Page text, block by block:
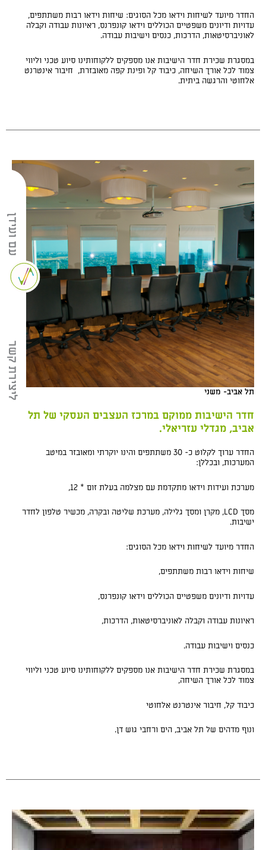
עם ועידן
ליצירת קשר
החדר מיועד לשיחות וידאו מכל הסוגים: שיחות וידאו רבות משתתפים,
עדויות ודיונים משפטיים הכוללים וידאו קונפרנס, ראיונות עבודה וקבלה
לאוניברסיטאות, הדרכות, כנסים וישיבות עבודה.
במסגרת שכירת חדר הישיבות אנו מספקים ללקוחותינו סיוע טכני וליווי
צמוד לכל אורך השיחה, כיבוד קל ופינת קפה מאובזרת, חיבור אינטרנט
אלחוטי והרגשה ביתית.
תל אביב- משני
חדר הישיבות ממוקם במרכז העצבים העסקי של תל
אביב, מגדלי עזריאלי.
החדר ערוך לקלוט כ- 30 משתתפים והינו יוקרתי ומאובזר במיטב
המערכות, ובכללן:
מערכת ועידות וידאו מתקדמת עם מצלמה בעלת זום * 12,
מסך LCD, מקרן ומסך גלילה, מערכת שליטה ובקרה, מכשיר טלפון לחדר
ישיבות.
החדר מיועד לשיחות וידאו מכל הסוגים:
שיחות וידאו רבות משתתפים,
עדויות ודיונים משפטיים הכוללים וידאו קונפרנס,
ראיונות עבודה וקבלה לאוניברסיטאות, הדרכות,
כנסים וישיבות עבודה.
במסגרת שכירת חדר הישיבות אנו מספקים ללקוחותינו סיוע טכני וליווי
צמוד לכל אורך השיחה,
כיבוד קל, חיבור אינטרנט אלחוטי
ונוף מדהים של תל אביב, הים ורחבי גוש דן.